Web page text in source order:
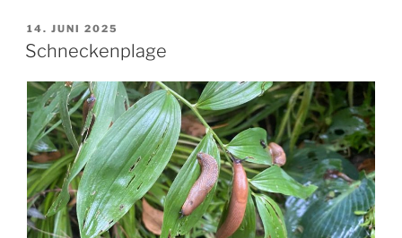
VERÖFFENTLICHT
AM
14. JUNI 2025
Schneckenplage